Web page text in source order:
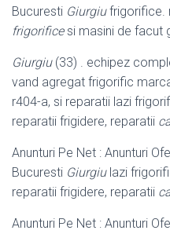
Bucuresti Giurgiufrigorifice.
frigorificesi masini de facut
Giurgiu(33) . echipez
vand agregat frigorific
r404-a, si reparatii lazi
reparatii frigidere, reparatii
Anunturi Pe Net : Anunturi
Bucuresti Giurgiulazi
reparatii frigidere, reparatii
Anunturi Pe Net : Anunturi